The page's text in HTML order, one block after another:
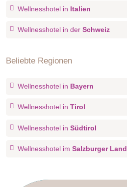
Wellnesshotel in Italien
Wellnesshotel in der Schweiz
Beliebte Regionen
Wellnesshotel in Bayern
Wellnesshotel in Tirol
Wellnesshotel in Südtirol
Wellnesshotel im Salzburger Land